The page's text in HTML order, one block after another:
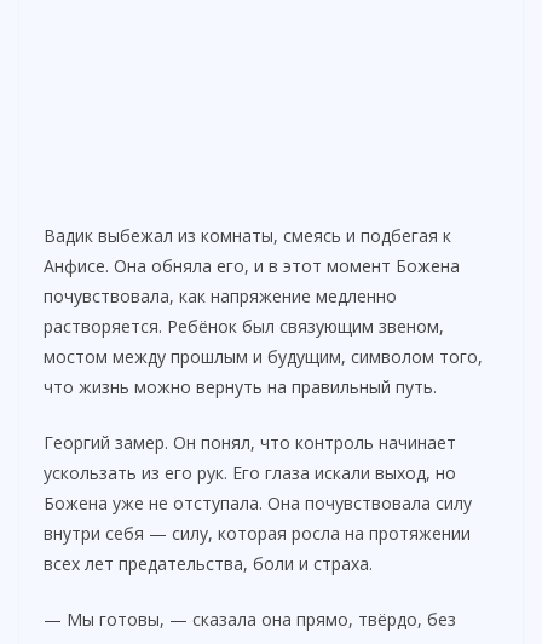
Вадик выбежал из комнаты, смеясь и подбегая к
Анфисе. Она обняла его, и в этот момент Божена
почувствовала, как напряжение медленно
растворяется. Ребёнок был связующим звеном,
мостом между прошлым и будущим, символом того,
что жизнь можно вернуть на правильный путь.
Георгий замер. Он понял, что контроль начинает
ускользать из его рук. Его глаза искали выход, но
Божена уже не отступала. Она почувствовала силу
внутри себя — силу, которая росла на протяжении
всех лет предательства, боли и страха.
— Мы готовы, — сказала она прямо, твёрдо, без